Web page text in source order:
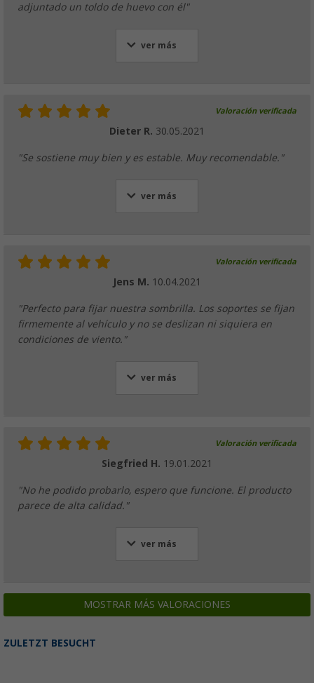
adjuntado un toldo de huevo con él"
ver más
Valoración verificada
Dieter R. 30.05.2021
"Se sostiene muy bien y es estable. Muy recomendable."
ver más
Valoración verificada
Jens M. 10.04.2021
"Perfecto para fijar nuestra sombrilla. Los soportes se fijan
firmemente al vehículo y no se deslizan ni siquiera en
condiciones de viento."
ver más
Valoración verificada
Siegfried H. 19.01.2021
"No he podido probarlo, espero que funcione. El producto
parece de alta calidad."
ver más
MOSTRAR MÁS VALORACIONES
ZULETZT BESUCHT